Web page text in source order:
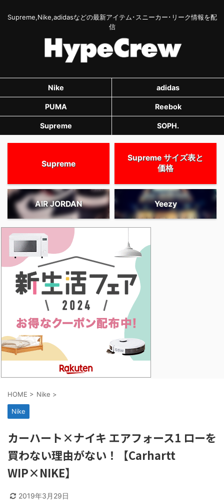
Supreme,Nike,adidasなどの最新アイテム･スニーカー･リーク情報を配
信
Nike adidas
PUMA Reebok
Supreme SOPH.
Supreme
Supreme サイズ表と
価格
AIR JORDAN Yeezy
HOME > Nike >
Nike
カーハート×ナイキ エアフォース1 ローを
買わない理由がない！【Carhartt
WIP×NIKE】
2019年3月29日